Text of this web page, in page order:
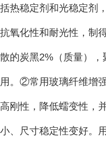
括热稳定剂和光稳定剂
抗氧化性和耐光性，制
散的炭黑2%（质量）
用。②常用玻璃纤维增
高刚性，降低蠕变性，
小、尺寸稳定性变好。